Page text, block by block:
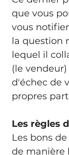
que vous
vous
la question
lequel il
(le
d'échec de
propres
Les règles
Les bons
de manière